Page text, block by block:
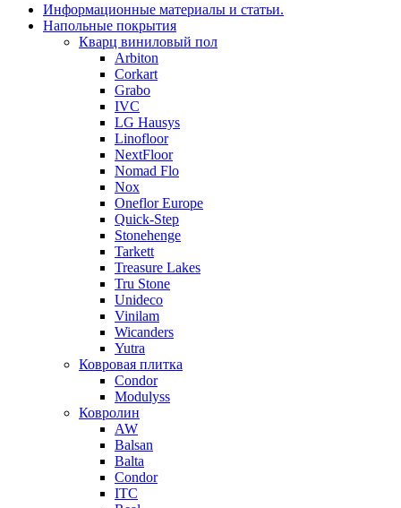
Информационные материалы и статьи.
Напольные покрытия
Кварц виниловый пол
Arbiton
Corkart
Grabo
IVC
LG Hausys
Linofloor
NextFloor
Nomad Flo
Nox
Oneflor Europe
Quick-Step
Stonehenge
Tarkett
Treasure Lakes
Tru Stone
Unideco
Vinilam
Wicanders
Yutra
Ковровая плитка
Condor
Modulyss
Ковролин
AW
Balsan
Balta
Condor
ITC